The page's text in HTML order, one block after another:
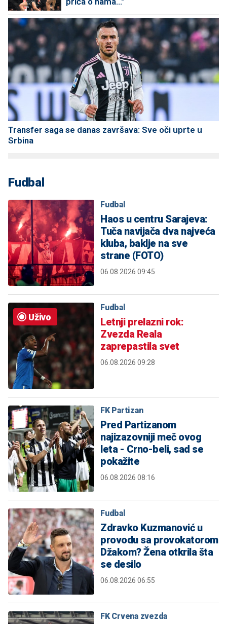
Transfer saga se danas završava: Sve oči uprte u
Srbina
Fudbal
Fudbal
Haos u centru Sarajeva:
Tuča navijača dva najveća
kluba, baklje na sve
strane (FOTO)
06.08.2026 09:45
Uživo
Fudbal
Letnji prelazni rok:
Zvezda Reala
zaprepastila svet
06.08.2026 09:28
FK Partizan
Pred Partizanom
najizazovniji meč ovog
leta - Crno-beli, sad se
pokažite
06.08.2026 08:16
Fudbal
Zdravko Kuzmanović u
provodu sa provokatorom
Džakom? Žena otkrila šta
se desilo
06.08.2026 06:55
FK Crvena zvezda